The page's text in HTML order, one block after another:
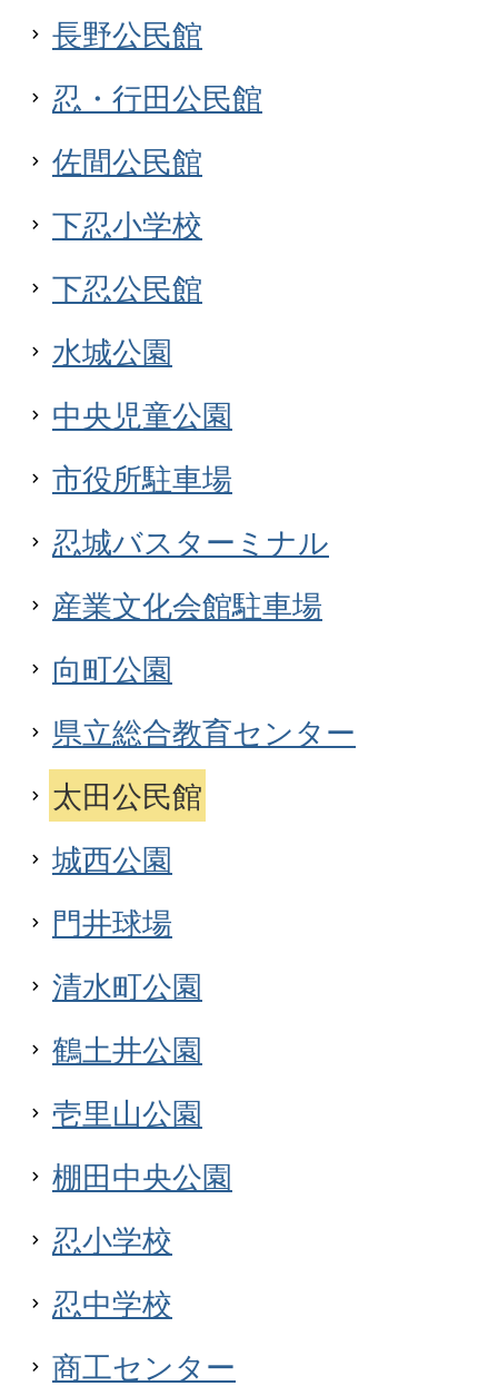
長野公民館
忍・行田公民館
佐間公民館
下忍小学校
下忍公民館
水城公園
中央児童公園
市役所駐車場
忍城バスターミナル
産業文化会館駐車場
向町公園
県立総合教育センター
太田公民館
城西公園
門井球場
清水町公園
鶴土井公園
壱里山公園
棚田中央公園
忍小学校
忍中学校
商工センター